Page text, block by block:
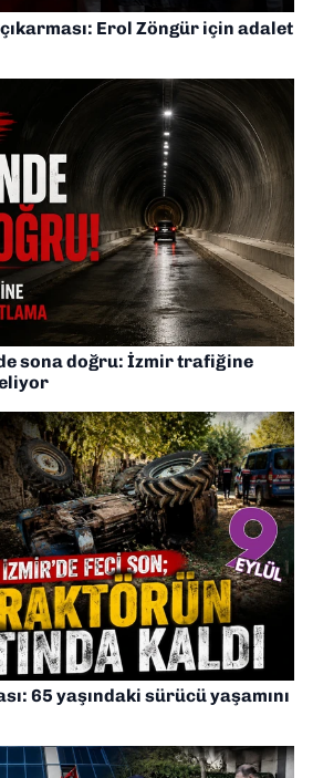
çıkarması: Erol Zöngür için adalet
sona doğru: İzmir trafiğine
65 yaşındaki sürücü yaşamını